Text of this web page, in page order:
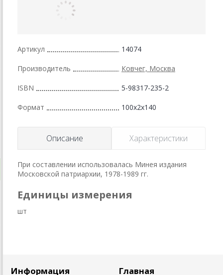
Артикул 14074
Производитель Ковчег, Москва
ISBN 5-98317-235-2
Формат 100x2x140
Описание Характеристики
При составлении использовалась Минея издания
Московской патриархии, 1978-1989 гг.
Единицы измерения
шт
Информация Главная